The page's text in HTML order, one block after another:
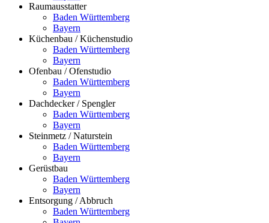
Raumausstatter
Baden Württemberg
Bayern
Küchenbau / Küchenstudio
Baden Württemberg
Bayern
Ofenbau / Ofenstudio
Baden Württemberg
Bayern
Dachdecker / Spengler
Baden Württemberg
Bayern
Steinmetz / Naturstein
Baden Württemberg
Bayern
Gerüstbau
Baden Württemberg
Bayern
Entsorgung / Abbruch
Baden Württemberg